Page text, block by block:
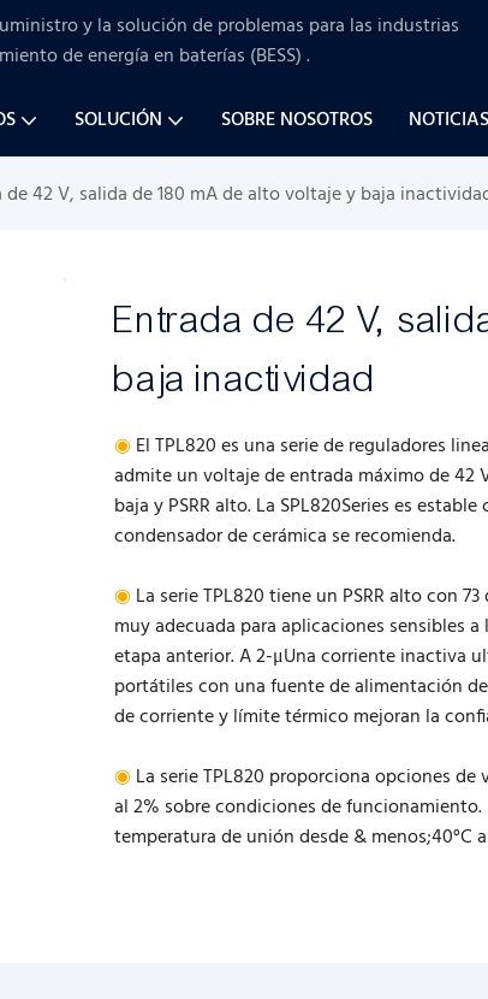
y la solución de problemas para las industrias
de energía en baterías (BESS).
SOLUCIÓN SOBRE NOSOTROS NOTICIAS
de 42 V, salida de 180 mA de alto voltaje y baja
Entrada de 42 V,
baja inactividad
◉ El TPL820 es una serie de reguladores
admite un voltaje de entrada máximo de 42
baja y PSRR alto. La SPL820Series es
condensador de cerámica se recomienda.
◉ La serie TPL820 tiene un PSRR alto con
muy adecuada para aplicaciones sensibles
etapa anterior. A 2-μUna corriente inactiva
portátiles con una fuente de alimentación
de corriente y límite térmico mejoran la
◉ La serie TPL820 proporciona opciones
al 2% sobre condiciones de
temperatura de unión desde & menos;40°C a